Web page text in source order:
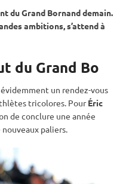
du Grand Bornand demain.
ambitions, s’attend à
du Grand Bo
un rendez-vous
tricolores. PourÉric
de conclure une année
paliers.